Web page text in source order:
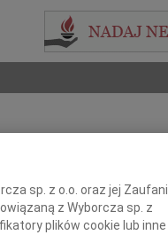
sp. z o.o. oraz jej Zaufani
z Wyborcza sp. z
plików cookie lub inne